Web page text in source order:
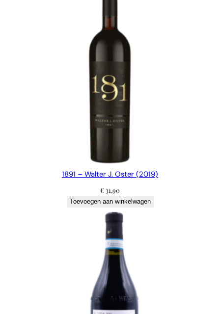
1891 – Walter J. Oster (2019)
€ 31,90
Toevoegen aan winkelwagen